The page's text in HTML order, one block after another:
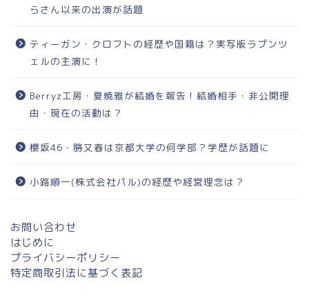
らさん以来の出演が話題
ティーガン・クロフトの経歴や国籍は？実写版ラプンツ
ェルの主演に！
Berryz工房・夏焼雅が結婚を報告！結婚相手・非公開理
由・現在の活動は？
櫻坂46・勝又春は京都大学の何学部？学歴が話題に
小路順一(株式会社パル)の経歴や経営理念は？
お問い合わせ
はじめに
プライバシーポリシー
特定商取引法に基づく表記